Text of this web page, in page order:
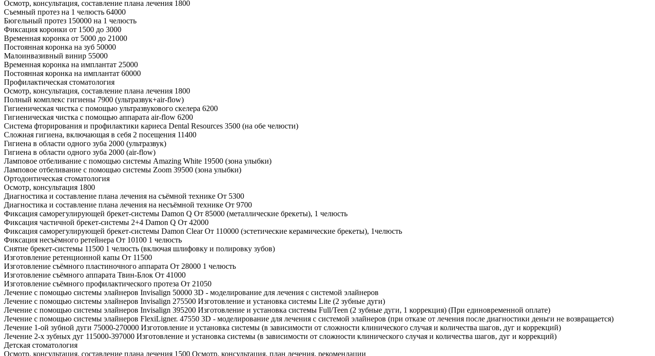
Осмотр, консультация, составление плана лечения 1800
Съемный протез на 1 челюсть 64000
Бюгельный протез 150000 на 1 челюсть
Фиксация коронки от 1500 до 3000
Временная коронка от 5000 до 21000
Постоянная коронка на зуб 50000
Малоинвазивный винир 55000
Временная коронка на имплантат 25000
Постоянная коронка на имплантат 60000
Профилактическая стоматология
Осмотр, консультация, составление плана лечения 1800
Полный комплекс гигиены 7900 (ультразвук+air-flow)
Гигиеническая чистка с помощью ультразвукового скелера 6200
Гигиеническая чистка с помощью аппарата air-flow 6200
Система фторирования и профилактики кариеса Dental Resources 3500 (на обе челюсти)
Сложная гигиена, включающая в себя 2 посещения 11400
Гигиена в области одного зуба 2000 (ультразвук)
Гигиена в области одного зуба 2000 (air-flow)
Ламповое отбеливание с помощью системы Amazing White 19500 (зона улыбки)
Ламповое отбеливание с помощью системы Zoom 39500 (зона улыбки)
Ортодонтическая стоматология
Осмотр, консультация 1800
Диагностика и составление плана лечения на съёмной технике От 5300
Диагностика и составление плана лечения на несъёмной технике От 9700
Фиксация саморегулирующей брекет-системы Damon Q От 85000 (металлические брекеты), 1 челюсть
Фиксация частичной брекет-системы 2+4 Damon Q От 42000
Фиксация саморегулирующей брекет-системы Damon ClearОт 110000 (эстетические керамические брекеты), 1челюсть
Фиксация несъёмного ретейнера От 10100 1 челюсть
Снятие брекет-системы 11500 1 челюсть (включая шлифовку и полировку зубов)
Изготовление ретенционной капы От 11500
Изготовление съёмного пластиночного аппарата От 28000 1 челюсть
Изготовление съёмного аппарата Твин-Блок От 41000
Изготовление съёмного профилактического протеза От 21050
Лечение с помощью системы элайнеров Invisalign 50000 3D - моделирование для лечения с системой элайнеров
Лечение с помощью системы элайнеров Invisalign 275500 Изготовление и установка системы Lite (2 зубные дуги)
Лечение с помощью системы элайнеров Invisalign 395200 Изготовление и установка системы Full/Teen (2 зубные дуги, 1 коррекция) (При единовременной оплате)
Лечение с помощью системы элайнеров FlexiLigner. 47550 3D - моделирование для лечения с системой элайнеров (при отказе от лечения после диагностики деньги не возвращается)
Лечение 1-ой зубной дуги 75000-270000 Изготовление и установка системы (в зависимости от сложности клинического случая и количества шагов, дуг и коррекций)
Лечение 2-х зубных дуг 115000-397000 Изготовление и установка системы (в зависимости от сложности клинического случая и количества шагов, дуг и коррекций)
Детская стоматология
Осмотр, консультация, составление плана лечения 1500 Осмотр, консультация, план лечения, рекомендации